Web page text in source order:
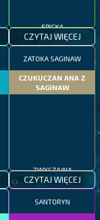
EPICKA
CZYTAJ WIĘCEJ
ZATOKA SAGINAW
CZUKUCZAN ANA Z
SAGINAW
ZWYCZAJNA
CZYTAJ WIĘCEJ
SANTORYN